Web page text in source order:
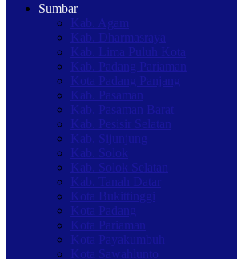
Sumbar
Kab. Agam
Kab. Dharmasraya
Kab. Lima Puluh Kota
Kab. Padang Pariaman
Kota Padang Panjang
Kab. Pasaman
Kab. Pasaman Barat
Kab. Pesisir Selatan
Kab. Sijunjung
Kab. Solok
Kab. Solok Selatan
Kab. Tanah Datar
Kota Bukittinggi
Kota Padang
Kota Pariaman
Kota Payakumbuh
Kota Sawahlunto